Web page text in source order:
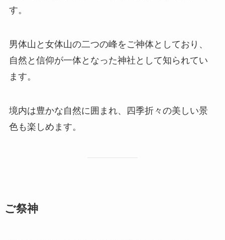
す。
男体山と女体山の二つの峰をご神体としており、
自然と信仰が一体となった神社として知られてい
ます。
境内は豊かな自然に囲まれ、四季折々の美しい景
色も楽しめます。
ご祭神